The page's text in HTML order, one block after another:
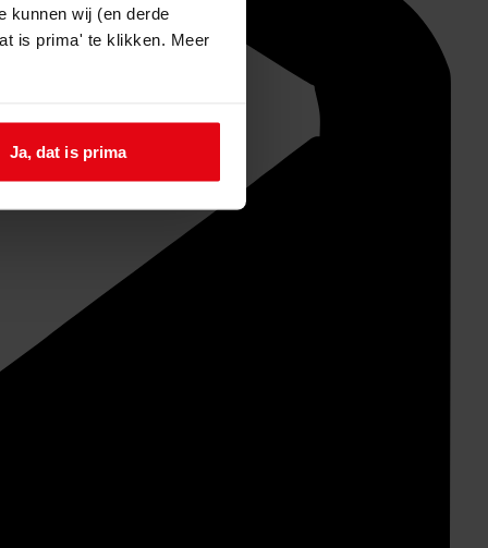
kunnen wij (en derde
is prima' te klikken. Meer
Ja, dat is prima